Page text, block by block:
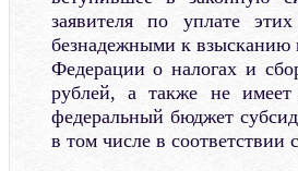
заявителя по уплате
безнадежными к взысканию
Федерации о налогах и
рублей, а также не имеет
федеральный бюджет
в том числе в